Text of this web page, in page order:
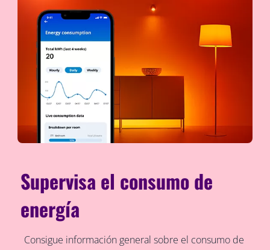
Supervisa el consumo de
energía
Consigue información general sobre el consumo de